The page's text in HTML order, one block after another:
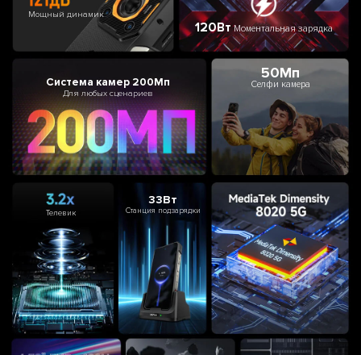
Система камер 200Мп
Для любых сценариев
Телевик
50Мп
Селфи камера
Мощный динамик
33Вт
Станция подзарядки
120ВтМоментальная зарядка